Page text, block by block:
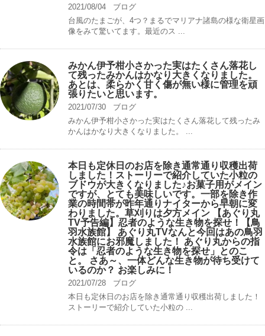
2021/08/04
ブログ
台風のたまごが、4つ？まるでマリアナ諸島の様な衛星画
像をみて驚いてます。最近のス ...
みかん伊予柑小さかった実はたくさん落花し
て残ったみかんはかなり大きくなりました。
あとは、柔らかく甘く傷が無い様に管理を頑
張りたいと思います。
2021/07/30
ブログ
みかん伊予柑小さかった実はたくさん落花して残ったみ
かんはかなり大きくなりました。 ...
本日も定休日のお店を除き通常通り収穫出荷
しました！ストーリーで紹介していた小粒の
ブドウが大きくなりました♪お菓子用がメイン
ですが、とても美味しいです。一部を除き作
業の時間帯が昨年通りナイターから早朝に変
わりました。草刈りは夕方メイン 【あぐり丸
TV予告編】忍者のような生き物を探せ！【鳥
羽水族館】 あぐり丸TVなんと今回はあの鳥羽
水族館にお邪魔しました！ あぐり丸からの指
令は「忍者のような生き物を探せ」とのこ
と。 さあ～、一体どんな生き物が待ち受けて
いるのか？ お楽しみに！
2021/07/28
ブログ
本日も定休日のお店を除き通常通り収穫出荷しました！
ストーリーで紹介していた小粒の ...